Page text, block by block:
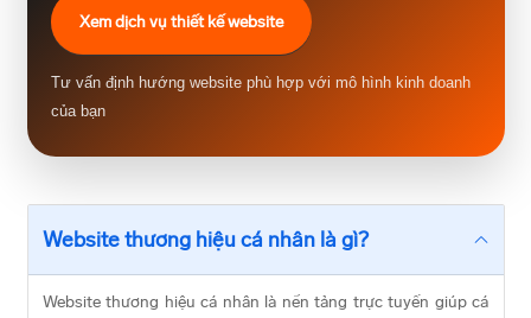
Xem dịch vụ thiết kế website
Tư vấn định hướng website phù hợp với mô hình kinh doanh
của bạn
Website thương hiệu cá nhân là gì?
Website thương hiệu cá nhân là nền tảng trực tuyến giúp cá